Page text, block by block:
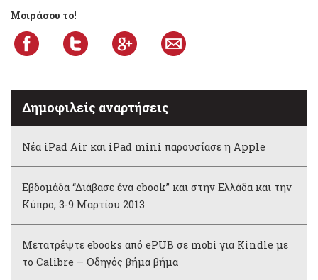
Μοιράσου το!
Δημοφιλείς αναρτήσεις
Νέα iPad Air και iPad mini παρουσίασε η Apple
Εβδομάδα “Διάβασε ένα ebook” και στην Ελλάδα και την
Κύπρο, 3-9 Μαρτίου 2013
Μετατρέψτε ebooks από ePUB σε mobi για Kindle με
το Calibre – Οδηγός βήμα βήμα